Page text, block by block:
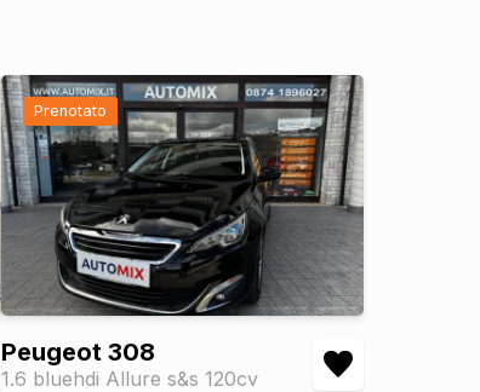
Prenotato
Peugeot 308
1.6 bluehdi Allure s&s 120cv